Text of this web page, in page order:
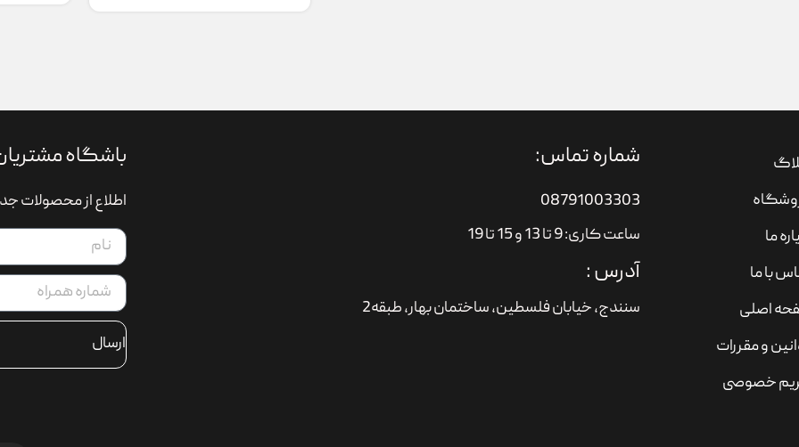
ما
با ما
اصلی
و مقررات
خصوصی
شماره تماس:
08791003303
ساعت کاری: 9 تا 13 و 15 تا 19
آدرس :
سنندج، خیابان فلسطین،‌ ساختمان بهار، طبقه2
باشگاه
اطلاع از محصولات
ارسال